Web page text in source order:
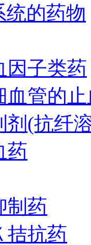
的药物
因子类药
血管的
剂(抗纤
药
制药
拮抗药